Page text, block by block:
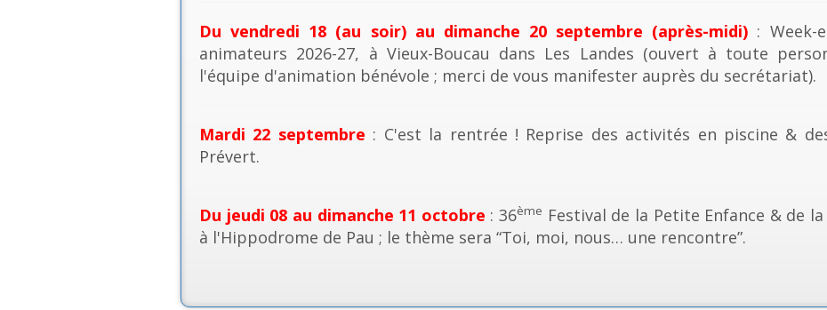
Du vendredi 18 (au soir) au dimanche 20 septembre (après-midi) : Week-
animateurs 2026-27, à Vieux-Boucau dans Les Landes (ouvert à toute
l'équipe d'animation bénévole ; merci de vous manifester auprès du secrétariat).
Mardi 22 septembre : C'est la rentrée ! Reprise des activités en piscine &
Prévert.
Du jeudi 08 au dimanche 11 octobre : 36ème Festival de la Petite Enfance & de
à l'Hippodrome de Pau ; le thème sera “Toi, moi, nous… une rencontre”.